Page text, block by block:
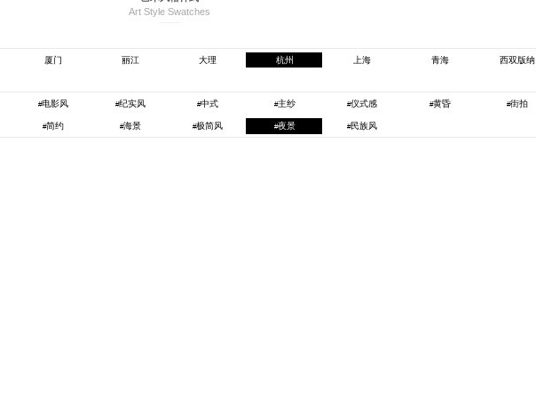
Art Style Swatches
厦门 丽江 大理 杭州 上海 青海 西双版纳
#电影风 #纪实风 #中式 #主纱 #仪式感 #黄昏 #街拍
#简约 #海景 #极简风 #夜景 #民族风